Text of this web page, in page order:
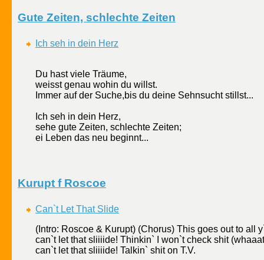
Gute Zeiten, schlechte Zeiten
Ich seh in dein Herz
Du hast viele Träume,
weisst genau wohin du willst.
Immer auf der Suche,bis du deine Sehnsucht stillst...
Ich seh in dein Herz,
sehe gute Zeiten, schlechte Zeiten;
ei Leben das neu beginnt...
Kurupt f Roscoe
Can`t Let That Slide
(Intro: Roscoe & Kurupt) (Chorus) This goes out to all
can`t let that sliiiide! Thinkin` I won`t check shit
can`t let that sliiiide! Talkin` shit on T.V.